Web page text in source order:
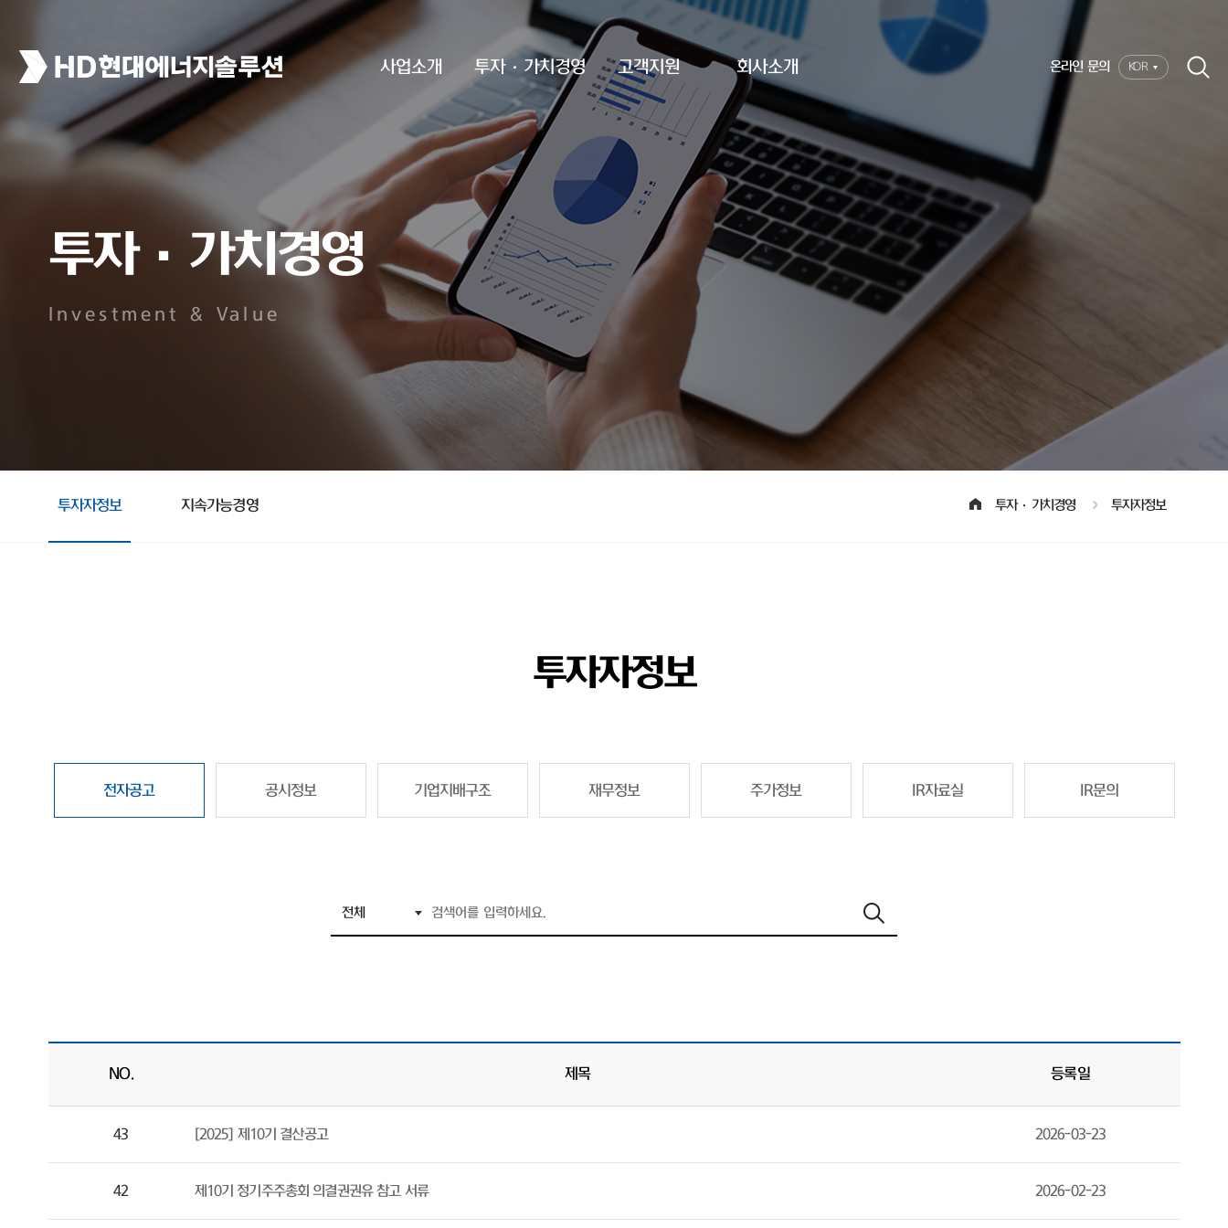
사업소개 투자·가치경영 고객지원 회사소개 온라인 문의 KOR
투자·가치경영
Investment & Value
투자자정보 지속가능경영 투자·가치경영 투자자정보
투자자정보
전자공고 공시정보 기업지배구조 재무정보 주가정보 IR자료실 IR문의
NO. 제목 등록일
43 [2025] 제10기 결산공고 2026-03-23
42 제10기 정기주주총회 의결권권유 참고 서류 2026-02-23